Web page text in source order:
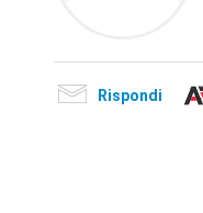
Rispondi